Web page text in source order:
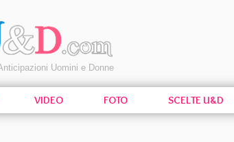
Uomini e Donne
VIDEO FOTO SCELTE U&D